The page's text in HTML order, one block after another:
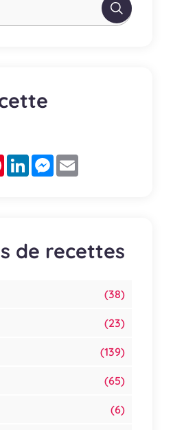
PinterestLinkedInMessenger
de recettes
(38)
(23)
(139)
(65)
(6)